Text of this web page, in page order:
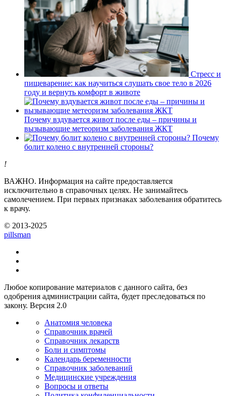
Стресс и
пищеварение: как научиться слушать свое тело в 2026
году и вернуть комфорт в животе
Почему вздувается живот после еды – причины и
вызывающие метеоризм заболевания ЖКТ
Почему
болит колено с внутренней стороны?
!
ВАЖНО. Информация на сайте предоставляется
исключительно в справочных целях. Не занимайтесь
самолечением. При первых признаках заболевания обратитесь
к врачу.
© 2013-2025
pillsman
Любое копирование материалов с данного сайта, без
одобрения администрации сайта, будет преследоваться по
закону. Версия 2.0
Анатомия человека
Справочник врачей
Справочник лекарств
Боли и симптомы
Календарь беременности
Справочник заболеваний
Медицинские учреждения
Вопросы и ответы